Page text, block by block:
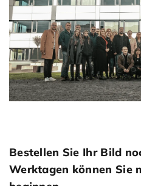
Bestellen Sie Ihr Bild
Werktagen können Sie